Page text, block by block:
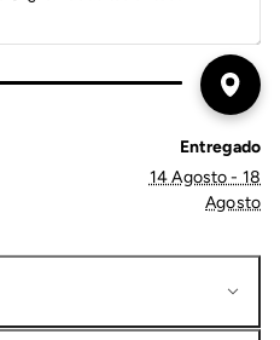
Entregado
14 Agosto - 18
Agosto